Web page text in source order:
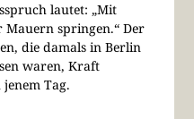
lautet: „Mit
springen.“ Der
die damals in Berlin
waren, Kraft
Tag.